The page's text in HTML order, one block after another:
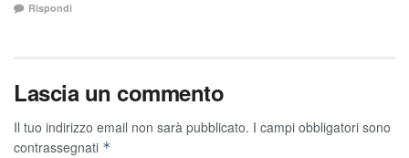
Rispondi
Lascia un commento
Il tuo indirizzo email non sarà pubblicato. I campi obbligatori sono
contrassegnati *